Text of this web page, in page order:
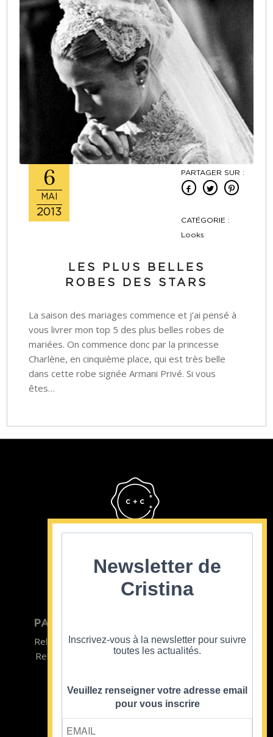
6
MAI
2013
PARTAGER SUR :
CATÉGORIE :
Looks
LES PLUS BELLES
ROBES DES STARS
La saison des mariages commence et j’ai pensé à
vous livrer mon top 5 des plus belles robes de
mariées. On commence donc par la princesse
Charlène, en cinquième place, qui est très belle
dans cette robe signée Armani Privé. Si vous
êtes…
PARTICULIER
Relooking homme
Relooking femme
Team Building
Formations
Newsletter de
Cristina
Inscrivez-vous à la newsletter pour suivre
toutes les actualités.
Veuillez renseigner votre adresse email
pour vous inscrire